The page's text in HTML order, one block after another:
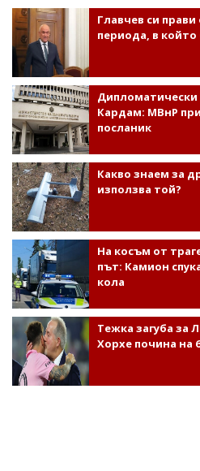
Главчев си
периода, в
Дипломатически
Кардам: МВнР
посланик
Какво знаем за
използва той?
На косъм от
път: Камион
кола
Тежка загуба за
Хорхе почина на